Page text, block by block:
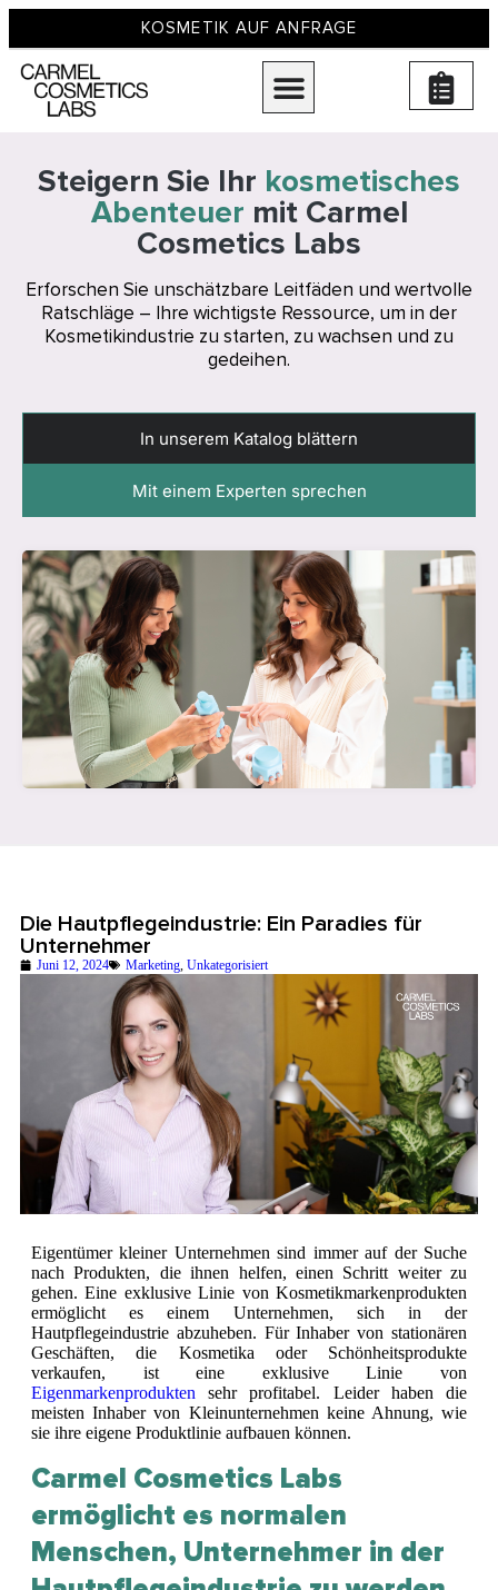
KOSMETIK AUF ANFRAGE
Steigern Sie Ihr kosmetisches
Abenteuer mit Carmel
Cosmetics Labs
Erforschen Sie unschätzbare Leitfäden und wertvolle
Ratschläge – Ihre wichtigste Ressource, um in der
Kosmetikindustrie zu starten, zu wachsen und zu
gedeihen.
In unserem Katalog blättern
Mit einem Experten sprechen
Die Hautpflegeindustrie: Ein Paradies für
Unternehmer
Juni 12, 2024 Marketing, Unkategorisiert
Eigentümer kleiner Unternehmen sind immer auf der Suche
nach Produkten, die ihnen helfen, einen Schritt weiter zu
gehen. Eine exklusive Linie von Kosmetikmarkenprodukten
ermöglicht es einem Unternehmen, sich in der
Hautpflegeindustrie abzuheben. Für Inhaber von stationären
Geschäften, die Kosmetika oder Schönheitsprodukte
verkaufen, ist eine exklusive Linie von
Eigenmarkenprodukten sehr profitabel. Leider haben die
meisten Inhaber von Kleinunternehmen keine Ahnung, wie
sie ihre eigene Produktlinie aufbauen können.
Carmel Cosmetics Labs
ermöglicht es normalen
Menschen, Unternehmer in der